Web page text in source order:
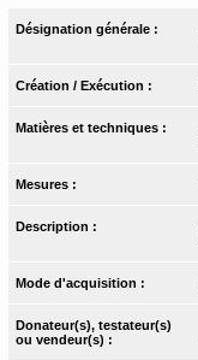
Désignation générale :
Création / Exécution :
Matières et techniques :
Mesures :
Description :
Mode d'acquisition :
Donateur(s), testateur(s)
ou vendeur(s) :